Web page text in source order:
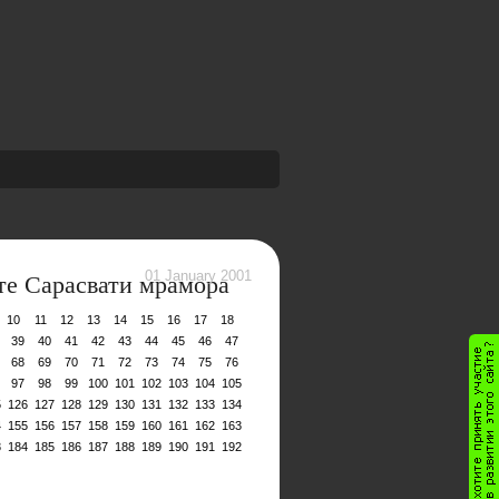
Сарасвати мрамора
01 January 2001
10 11 12 13 14 15 16 17
18
39 40 41 42 43 44 45 46
47
68 69 70 71 72 73 74 75
76
97 98 99 100 101 102 103 104 105
126 127 128 129 130 131 132 133 134
155 156 157 158 159 160 161 162 163
184 185 186 187 188 189 190 191
192